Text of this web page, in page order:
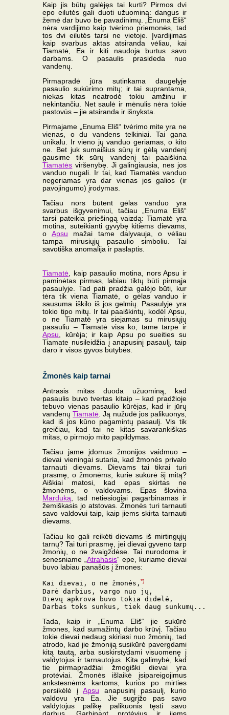
Kaip jis būtų galėjęs tai kurti? Pirmos dvi
epo eilutės gali duoti užuominą: dangus ir
žemė dar buvo be pavadinimų. „Enuma Eliš“
nėra vardijimo kaip tvėrimo priemonės, tad
tos dvi eilutės tarsi ne vietoje. Įvardijimas
kaip svarbus aktas atsiranda vėliau, kai
Tiamatė, Ea ir kiti naudoja burtus savo
darbams. O pasaulis prasideda nuo
vandenų.
Pirmapradė jūra sutinkama daugelyje
pasaulio sukūrimo mitų; ir tai suprantama,
niekas kitas neatrodė tokiu amžinu ir
nekintančiu. Net saulė ir mėnulis nėra tokie
pastovūs – jie atsiranda ir išnyksta.
Pirmajame „Enuma Eliš“ tvėrimo mite yra ne
vienas, o du vandens telkiniai. Tai gana
unikalu. Ir vieno jų vanduo geriamas, o kito
ne. Bet juk sumaišius sūrų ir gėlą vandenį
gausime tik sūrų vandenį tai paaiškina
Tiamatės viršenybę. Ji galingiausia, nes jos
vanduo nugali. Ir tai, kad Tiamatės vanduo
negeriamas yra dar vienas jos galios (ir
pavojingumo) įrodymas.
Tačiau nors būtent gėlas vanduo yra
svarbus išgyvenimui, tačiau „Enuma Eliš“
tarsi pateikia priešingą vaizdą: Tiamatė yra
motina, suteikianti gyvybę kitiems dievams,
o Apsu mažai tame dalyvauja, o vėliau
tampa mirusiųjų pasaulio simboliu. Tai
savotiška anomalija ir paslaptis.
Tiamatė , kaip pasaulio motina, nors Apsu ir
paminėtas pirmas, labiau tiktų būti pirmąja
pasaulyje. Tad pati pradžia galėjo būti, kur
tėra tik viena Tiamatė, o gėlas vanduo ir
sausuma iškilo iš jos gelmių. Pasaulyje yra
tokio tipo mitų. Ir tai paaiškintų, kodėl Apsu,
o ne Tiamatė yra siejamas su mirusiųjų
pasauliu – Tiamatė visa ko, tame tarpe ir
Apsu , kūrėja; ir kaip Apsu po sueities su
Tiamate nusileidžia į anapusinį pasaulį, taip
daro ir visos gyvos būtybės.
Žmonės kaip tarnai
Antrasis mitas duoda užuominą, kad
pasaulis buvo tvertas kitaip – kad pradžioje
tebuvo vienas pasaulio kūrėjas, kad ir jūrų
vandenųTiamatė. Ją nužudė jos palikuonys,
kad iš jos kūno pagamintų pasaulį. Vis tik
greičiau, kad tai ne kitas savarankiškas
mitas, o pirmojo mito papildymas.
Tačiau jame įdomus žmonijos vaidmuo –
dievai vieningai sutaria, kad žmonės privalo
tarnauti dievams. Dievams tai tikrai turi
prasmę, o žmonėms, kurie sukūrė šį mitą?
Aiškiai matosi, kad epas skirtas ne
žmonėms, o valdovams. Epas šlovina
Marduką, tad netiesiogiai pagarbinamas ir
žemiškasis jo atstovas. Žmonės turi tarnauti
savo valdovui taip, kaip jiems skirta tarnauti
dievams.
Tačiau ko gali reikėti dievams iš mirtingųjų
tarnų? Tai turi prasmę, jei dievai gyveno tarp
žmonių, o ne žvaigždėse. Tai nurodoma ir
senesniame „Atrahasis“ epe, kuriame dievai
buvo labiau panašūs į žmones:
Kai dievai, o ne žmonės,*)
Darė darbius, vargo nuo jų,
Dievų apkrova buvo tokia didelė,
Tada, kaip ir „Enuma Eliš“ jie sukūrė
žmones, kad sumažintų darbo krūvį. Tačiau
tokie dievai nedaug skiriasi nuo žmonių, tad
atrodo, kad jie žmoniją susikūrė pavergdami
kitą tautą, arba suskirstydami visuomenę į
valdytojus ir tarnautojus. Kita galimybė, kad
tie pirmapradžiai žmogiški dievai yra
protėviai. Žmonės išlaikė įsipareigojimus
ankstesnėms kartoms, kurios po mirties
persikėlė įApsu anapusinį pasaulį, kurio
valdovu yra Ea. Jie sugrįžo pas savo
valdytojus palikę palikuonis tęsti savo